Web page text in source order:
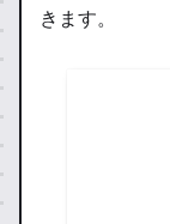
きます。